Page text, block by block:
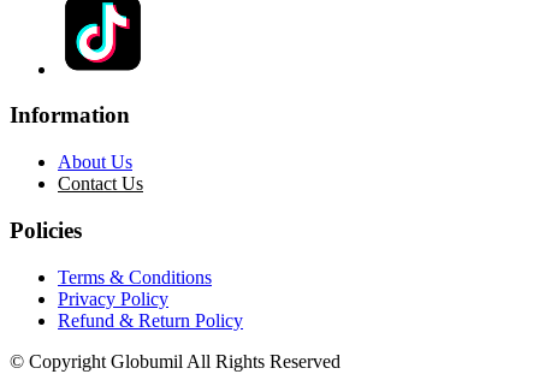
Information
About Us
Contact Us
Policies
Terms & Conditions
Privacy Policy
Refund & Return Policy
© Copyright Globumil All Rights Reserved